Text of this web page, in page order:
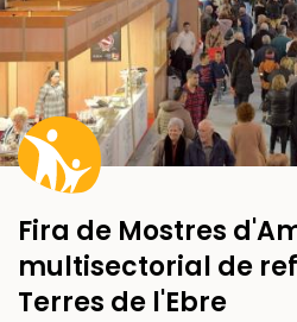
Fira de Mostres
multisectorial de
Terres de l'Ebre